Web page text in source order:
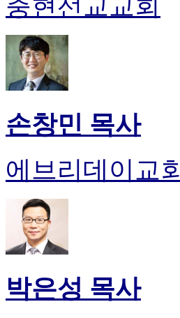
충현선교교회
손창민 목사
에브리데이교회
박은성 목사